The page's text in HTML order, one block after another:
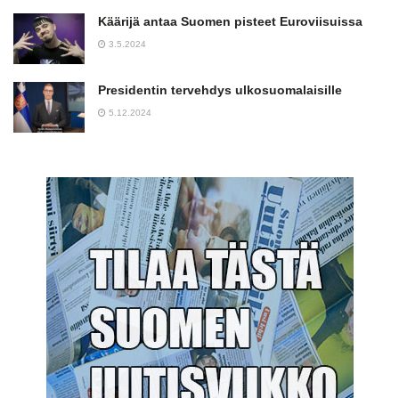
Käärijä antaa Suomen pisteet Euroviisuissa
3.5.2024
Presidentin tervehdys ulkosuomalaisille
5.12.2024